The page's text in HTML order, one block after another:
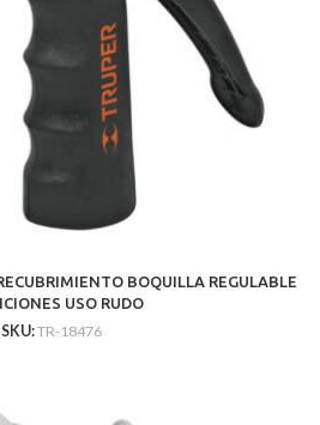
BOQUILLA REGULABLE
USO RUDO
SKU:TR-18476